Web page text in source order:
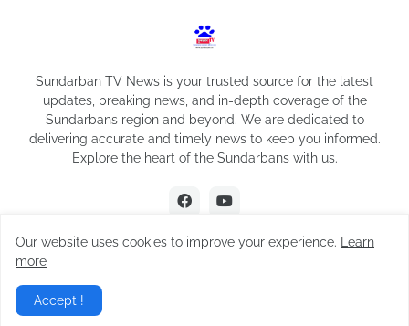
Sundarban TV News is your trusted source for the latest
updates, breaking news, and in-depth coverage of the
Sundarbans region and beyond. We are dedicated to
delivering accurate and timely news to keep you informed.
Explore the heart of the Sundarbans with us.
Home
About
Our website uses cookies to improve your experience.
Learn
more
Accept !